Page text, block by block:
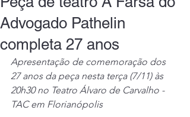
Advogado Pathelin
completa 27 anos
Apresentação de comemoração dos
27 anos da peça nesta terça (7/11) às
20h30 no Teatro Álvaro de Carvalho -
TAC em Florianópolis